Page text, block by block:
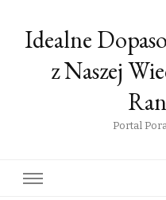
Idealne
z Naszej
Portal